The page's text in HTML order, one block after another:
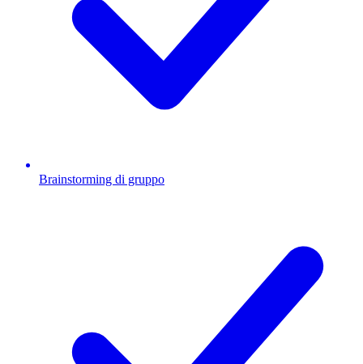
Brainstorming di gruppo